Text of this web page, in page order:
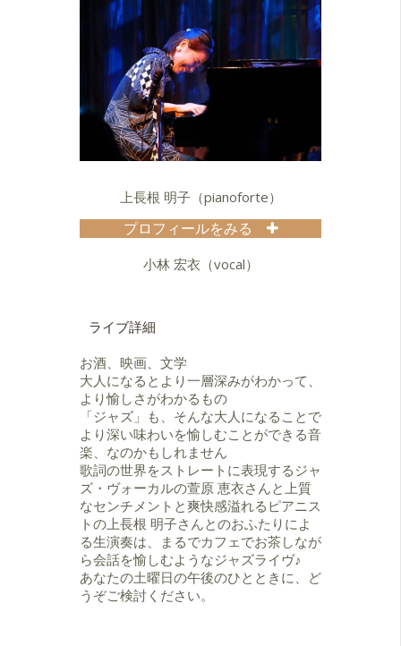
上長根 明子（pianoforte）
プロフィールをみる
美 電子オルガン学科を卒業後、ジャ
ム・ピアソン氏に師事。
自身のジャズピアノトリオ「Akiko
Kaminagane Trio」や、鍵盤ハーモ
ニカのみを使用する「鍵ハモしか弾
きませんのDAY」などの企画ライブ
の他、演歌歌手 三山ひろし氏のツア
ーバンドを務めるなど、ジャンルを
問わず様々な編成での演奏活動を行
う。
2018年、ベーシスト中村健吾プロデ
ュースによる、名知玲美
feat.LimDiddy「Brilliant Colors」を
リリースし、全国6都市でのライブツ
アーを開催。ジャズ雑誌にも大きく
取り上げられ注目を集めた。
2019年2月27日、自身のオリジナル
曲を中心にハイレゾレコーディング
小林 宏衣（vocal）
ライブ詳細
お酒、映画、文学
大人になるとより一層深みがわかって、
より愉しさがわかるもの
「ジャズ」も、そんな大人になることで
より深い味わいを愉しむことができる音
楽、なのかもしれません
歌詞の世界をストレートに表現するジャ
ズ・ヴォーカルの萱原 恵衣さんと上質
なセンチメントと爽快感溢れるピアニス
トの上長根 明子さんとのおふたりによ
る生演奏は、まるでカフェでお茶しなが
ら会話を愉しむようなジャズライヴ♪
あなたの土曜日の午後のひとときに、ど
うぞご検討ください。